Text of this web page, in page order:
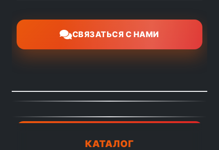
СВЯЗАТЬСЯ С НАМИ
КАТАЛОГ